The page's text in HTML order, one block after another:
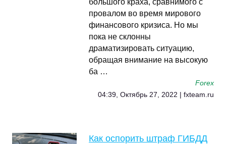
большого краха, сравнимого с
провалом во время мирового
финансового кризиса. Но мы
пока не склонны
драматизировать ситуацию,
обращая внимание на высокую
ба …
Forex
04:39, Октябрь 27, 2022 | fxteam.ru
Как оспорить штраф ГИБДД